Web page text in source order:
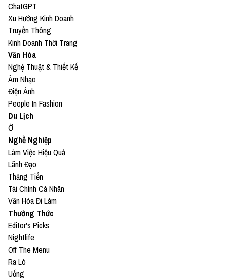
ChatGPT
Xu Hướng Kinh Doanh
Truyền Thông
Kinh Doanh Thời Trang
Văn Hóa
Nghệ Thuật & Thiết Kế
Âm Nhạc
Điện Ảnh
People In Fashion
Du Lịch
Ở
Nghề Nghiệp
Làm Việc Hiệu Quả
Lãnh Đạo
Thăng Tiến
Tài Chính Cá Nhân
Văn Hóa Đi Làm
Thưởng Thức
Editor's Picks
Nightlife
Off The Menu
Ra Lò
Uống